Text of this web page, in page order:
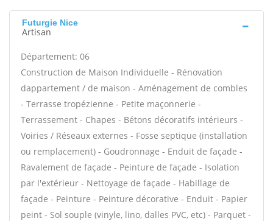
Futurgie Nice
Artisan
Département: 06
Construction de Maison Individuelle - Rénovation
dappartement / de maison - Aménagement de combles
- Terrasse tropézienne - Petite maçonnerie -
Terrassement - Chapes - Bétons décoratifs intérieurs -
Voiries / Réseaux externes - Fosse septique (installation
ou remplacement) - Goudronnage - Enduit de façade -
Ravalement de façade - Peinture de façade - Isolation
par l'extérieur - Nettoyage de façade - Habillage de
façade - Peinture - Peinture décorative - Enduit - Papier
peint - Sol souple (vinyle, lino, dalles PVC, etc) - Parquet -